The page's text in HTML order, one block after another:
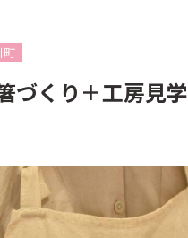
町
づくり＋工房見学